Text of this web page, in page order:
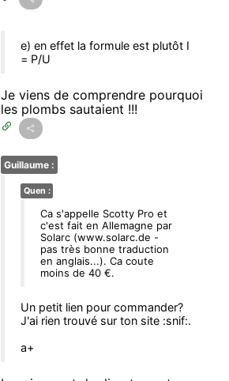
e) en effet la formule est plutôt I
= P/U
Je viens de comprendre pourquoi
les plombs sautaient !!!
Guillaume :
Quen :
Ca s'appelle Scotty Pro et
c'est fait en Allemagne par
Solarc (www.solarc.de -
pas très bonne traduction
en anglais...). Ca coute
moins de 40 €.
Un petit lien pour commander?
J'ai rien trouvé sur ton site :snif:.
a+